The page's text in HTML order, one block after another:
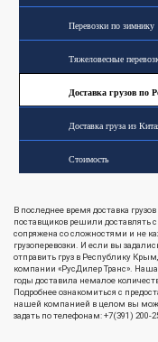
Перевозки по зимнику
Тяжеловесные
Доставка грузов по
Доставка груза из
Стоимость
В последнее время доставка
поставщиков решили доставлять
сопряжена со сложностями и не
грузоперевозки. И если вы
отправить груз в Республику
компании «РусДилер Транс».
годы доставила немалое
Подробнее ознакомиться с
нашей компанией в целом вы
задать по телефонам: +7(391) 200-